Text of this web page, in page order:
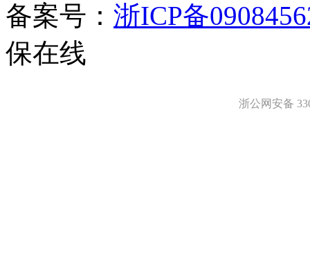
备案号： 浙ICP备
保在线
浙公网安备